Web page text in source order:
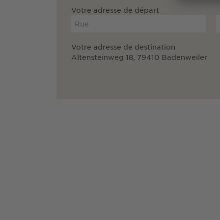
Votre adresse de départ
Votre adresse de destination
Altensteinweg 18, 79410 Badenweiler